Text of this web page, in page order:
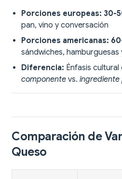
Porciones europeas: 30-
pan, vino y conversación
Porciones americanas:
sándwiches, hamburguesas
Diferencia: Énfasis
componente vs. ingrediente
Comparación de
Queso